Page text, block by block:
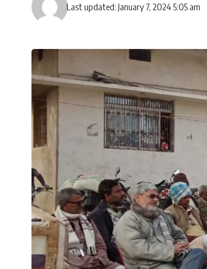
Last updated: January 7, 2024 5:05 am